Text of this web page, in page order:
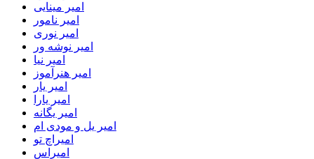
امیر مینایی
امیر نامور
امیر نوری
امیر نوشه ور
امیر نیا
امیر هنرآموز
امیر یار
امیر یارا
امیر یگانه
امیر یل و مودی ام
امیراچ تو
امیراس